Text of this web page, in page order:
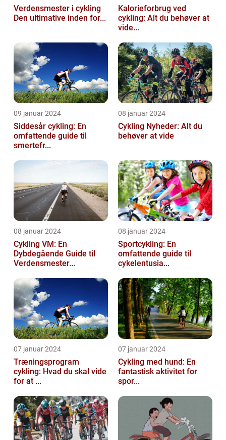
Verdensmester i cykling
Den ultimative inden for...
Kalorieforbrug ved
cykling: Alt du behøver at
vide...
09 januar 2024
Siddesår cykling: En
omfattende guide til
smertefr...
08 januar 2024
Cykling Nyheder: Alt du
behøver at vide
08 januar 2024
Cykling VM: En
Dybdegående Guide til
Verdensmester...
08 januar 2024
Sportcykling: En
omfattende guide til
cykelentusia...
07 januar 2024
Træningsprogram
cykling: Hvad du skal vide
for at ...
07 januar 2024
Cykling med hund: En
fantastisk aktivitet for
spor...